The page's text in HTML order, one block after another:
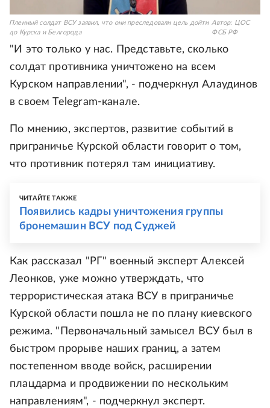
Пленный солдат ВСУ заявил, что они преследовали цель дойти
до Курска и Белгорода
Автор: ЦОС
ФСБ РФ
"И это только у нас. Представьте, сколько
солдат противника уничтожено на всем
Курском направлении", - подчеркнул Алаудинов
в своем Telegram-канале.
По мнению, экспертов, развитие событий в
приграничье Курской области говорит о том,
что противник потерял там инициативу.
ЧИТАЙТЕ ТАКЖЕ
Появились кадры уничтожения группы
бронемашин ВСУ под Суджей
Как рассказал "РГ" военный эксперт Алексей
Леонков, уже можно утверждать, что
террористическая атака ВСУ в приграничье
Курской области пошла не по плану киевского
режима. "Первоначальный замысел ВСУ был в
быстром прорыве наших границ, а затем
постепенном вводе войск, расширении
плацдарма и продвижении по нескольким
направлениям", - подчеркнул эксперт.